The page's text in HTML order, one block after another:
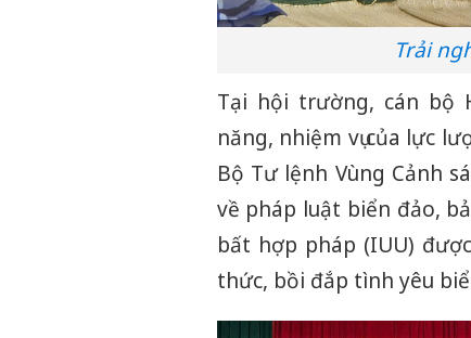
Trải
Tại hội trường, cán bộ
năng, nhiệm vụ của lực
Bộ Tư lệnh Vùng Cảnh
về pháp luật biển đảo,
bất hợp pháp (IUU)
thức, bồi đắp tình yêu